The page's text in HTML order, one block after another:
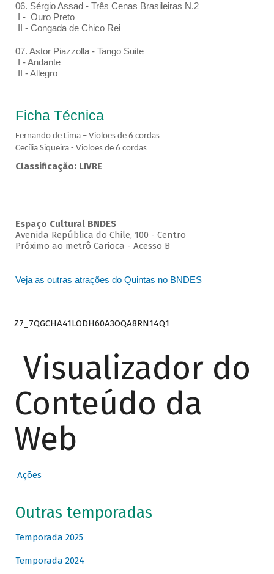
06. Sérgio Assad - Três Cenas Brasileiras N.2
I - Ouro Preto
II - Congada de Chico Rei
07. Astor Piazzolla - Tango Suite
I - Andante
II - Allegro
Ficha Técnica
Fernando de Lima – Violões de 6 cordas
Cecília Siqueira - Violões de 6 cordas
Classificação: LIVRE
Espaço Cultural BNDES
Avenida República do Chile, 100 - Centro
Próximo ao metrô Carioca - Acesso B
Veja as outras atrações do Quintas no BNDES
Z7_7QGCHA41LODH60A3OQA8RN14Q1
Visualizador do
Conteúdo da
Web
Ações
Outras temporadas
Temporada 2025
Temporada 2024